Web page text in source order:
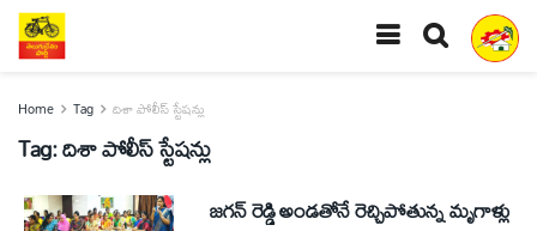
Home Tag దిశా పోలీస్‌ స్టేషన్లు
Tag:దిశా పోలీస్‌ స్టేషన్లు
జగన్‌ రెడ్డి అండతోనే రెచ్చిపోతున్న మృగాళ్లు